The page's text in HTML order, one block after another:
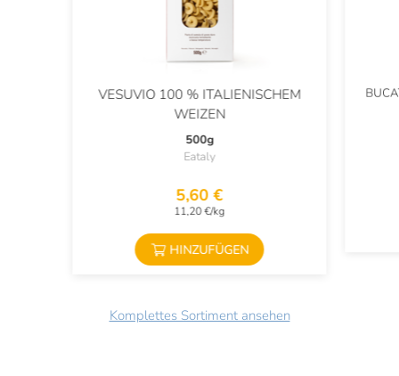
VESUVIO 100 % ITALIENISCHEM
WEIZEN
500g
Eataly
5,60 €
11,20 €/kg
HINZUFÜGEN
Komplettes Sortiment ansehen